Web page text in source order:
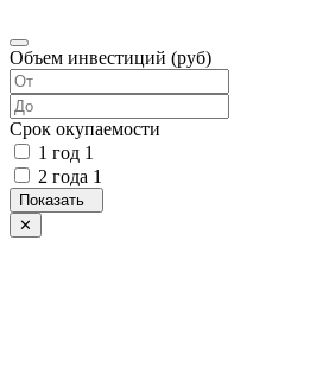
Объем инвестиций (руб)
Срок окупаемости
1 год 1
2 года 1